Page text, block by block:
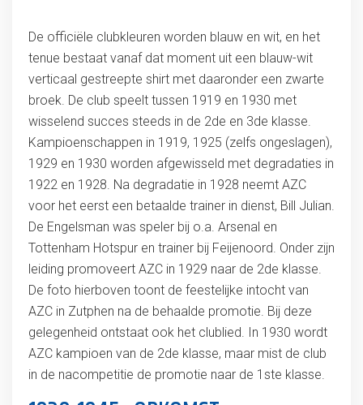
De officiële clubkleuren worden blauw en wit, en het
tenue bestaat vanaf dat moment uit een blauw-wit
verticaal gestreepte shirt met daaronder een zwarte
broek. De club speelt tussen 1919 en 1930 met
wisselend succes steeds in de 2de en 3de klasse.
Kampioenschappen in 1919, 1925 (zelfs ongeslagen),
1929 en 1930 worden afgewisseld met degradaties in
1922 en 1928. Na degradatie in 1928 neemt AZC
voor het eerst een betaalde trainer in dienst, Bill Julian.
De Engelsman was speler bij o.a. Arsenal en
Tottenham Hotspur en trainer bij Feijenoord. Onder zijn
leiding promoveert AZC in 1929 naar de 2de klasse.
De foto hierboven toont de feestelijke intocht van
AZC in Zutphen na de behaalde promotie. Bij deze
gelegenheid ontstaat ook het clublied. In 1930 wordt
AZC kampioen van de 2de klasse, maar mist de club
in de nacompetitie de promotie naar de 1ste klasse.